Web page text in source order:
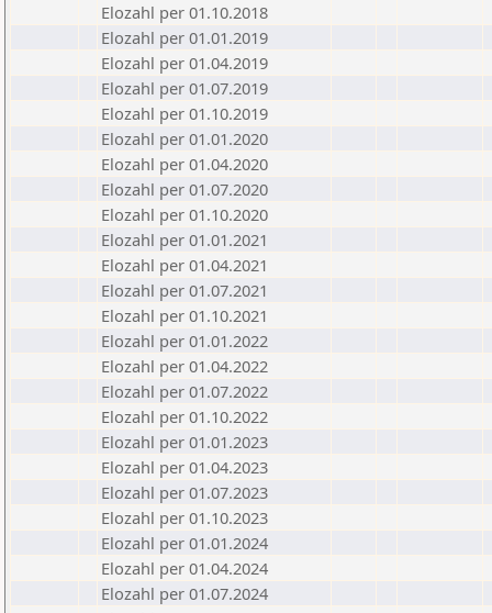
Elozahl per 01.10.2018
Elozahl per 01.01.2019
Elozahl per 01.04.2019
Elozahl per 01.07.2019
Elozahl per 01.10.2019
Elozahl per 01.01.2020
Elozahl per 01.04.2020
Elozahl per 01.07.2020
Elozahl per 01.10.2020
Elozahl per 01.01.2021
Elozahl per 01.04.2021
Elozahl per 01.07.2021
Elozahl per 01.10.2021
Elozahl per 01.01.2022
Elozahl per 01.04.2022
Elozahl per 01.07.2022
Elozahl per 01.10.2022
Elozahl per 01.01.2023
Elozahl per 01.04.2023
Elozahl per 01.07.2023
Elozahl per 01.10.2023
Elozahl per 01.01.2024
Elozahl per 01.04.2024
Elozahl per 01.07.2024